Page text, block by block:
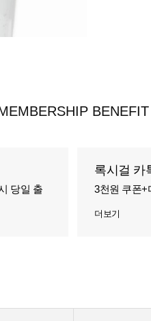
BENEFIT
당일 출
록시걸 카
3천원 쿠폰+
더보기